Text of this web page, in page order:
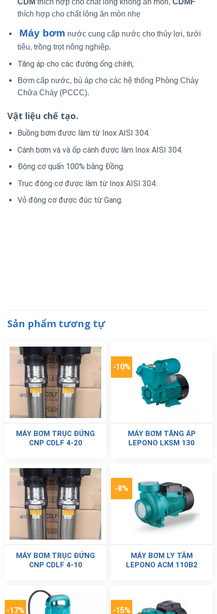
CDM thích hợp cho chất lỏng không ăn mòn, CDMF
thích hợp cho chất lỏng ăn mòn nhẹ
Máy bơm nước cung cấp nước cho thủy lợi, tưới
tiêu, trồng trọt nông nghiệp.
Tăng áp cho các đường ống chính,
Bơm cấp nước, bù áp cho các hệ thống Phòng Cháy
Chữa Cháy (PCCC).
Vật liệu chế tạo.
Buồng bơm được làm từ Inox AISI 304.
Cánh bơm và và ốp cánh được làm Inox AISI 304.
Động cơ quấn 100% bằng Đồng.
Trục động cơ được làm từ Inox AISI 304.
Vỏ động cơ được đúc từ Gang.
Sản phẩm tương tự
MÁY BƠM TRỤC ĐỨNG
CNP CDLF 4-20
-10%
MÁY BƠM TĂNG ÁP
LEPONO LKSM 130
MÁY BƠM TRỤC ĐỨNG
CNP CDLF 4-10
-8%
MÁY BƠM LY TÂM
LEPONO ACM 110B2
-17% -15%